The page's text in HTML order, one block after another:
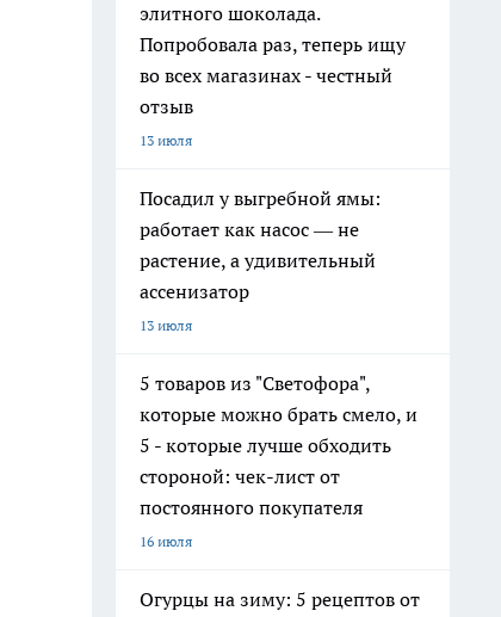
элитного шоколада.
Попробовала раз, теперь ищу
во всех магазинах - честный
отзыв
13 июля
Посадил у выгребной ямы:
работает как насос — не
растение, а удивительный
ассенизатор
13 июля
5 товаров из "Светофора",
которые можно брать смело, и
5 - которые лучше обходить
стороной: чек-лист от
постоянного покупателя
16 июля
Огурцы на зиму: 5 рецептов от